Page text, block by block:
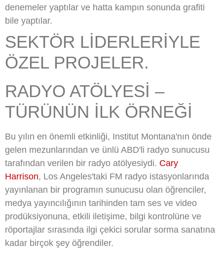
denemeler yaptılar ve hatta kampın sonunda grafiti
bile yaptılar.
SEKTÖR LIDERLERIYLE
ÖZEL PROJELER.
RADYO ATÖLYESI –
TÜRÜNÜN ILK ÖRNEĞI
Bu yılın en önemli etkinliği, Institut Montana'nın önde
gelen mezunlarından ve ünlü ABD'li radyo sunucusu
tarafından verilen bir radyo atölyesiydi. Cary
Harrison, Los Angeles'taki FM radyo istasyonlarında
yayınlanan bir programın sunucusu olan öğrenciler,
medya yayıncılığının tarihinden tam ses ve video
prodüksiyonuna, etkili iletişime, bilgi kontrolüne ve
röportajlar sırasında ilgi çekici sorular sorma sanatına
kadar birçok şey öğrendiler.